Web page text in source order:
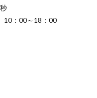
10：00～18：00